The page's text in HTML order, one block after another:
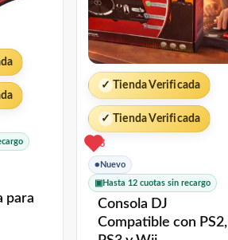
para
✓ Tienda Verificada
✓ Tienda Verificada
3
● Nuevo
▣Hasta 12 cuotas sin recargo
Consola DJ
Compatible con PS2,